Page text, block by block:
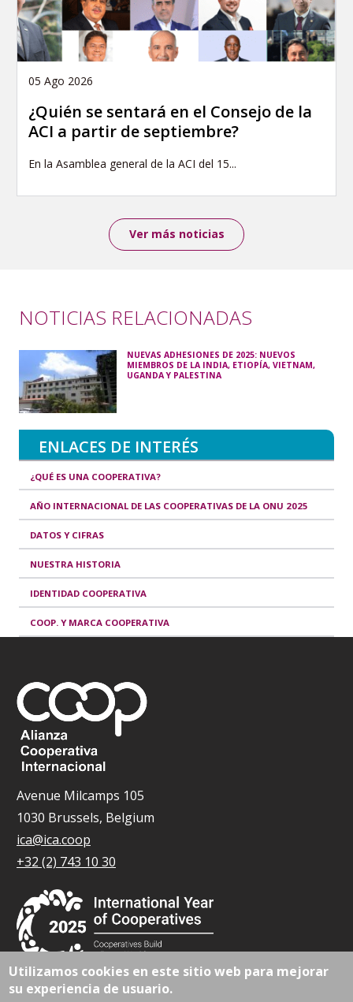
05 Ago 2026
¿Quién se sentará en el Consejo de la
ACI a partir de septiembre?
En la Asamblea general de la ACI del 15...
Ver más noticias
NOTICIAS RELACIONADAS
NUEVAS ADHESIONES DE 2025: NUEVOS
MIEMBROS DE LA INDIA, ETIOPÍA, VIETNAM,
UGANDA Y PALESTINA
ENLACES DE INTERÉS
¿QUÉ ES UNA COOPERATIVA?
AÑO INTERNACIONAL DE LAS COOPERATIVAS DE LA ONU 2025
DATOS Y CIFRAS
NUESTRA HISTORIA
IDENTIDAD COOPERATIVA
COOP. Y MARCA COOPERATIVA
Avenue Milcamps 105
1030 Brussels, Belgium
ica@ica.coop
+32 (2) 743 10 30
Utilizamos cookies en este sitio web para mejorar
su experiencia de usuario.